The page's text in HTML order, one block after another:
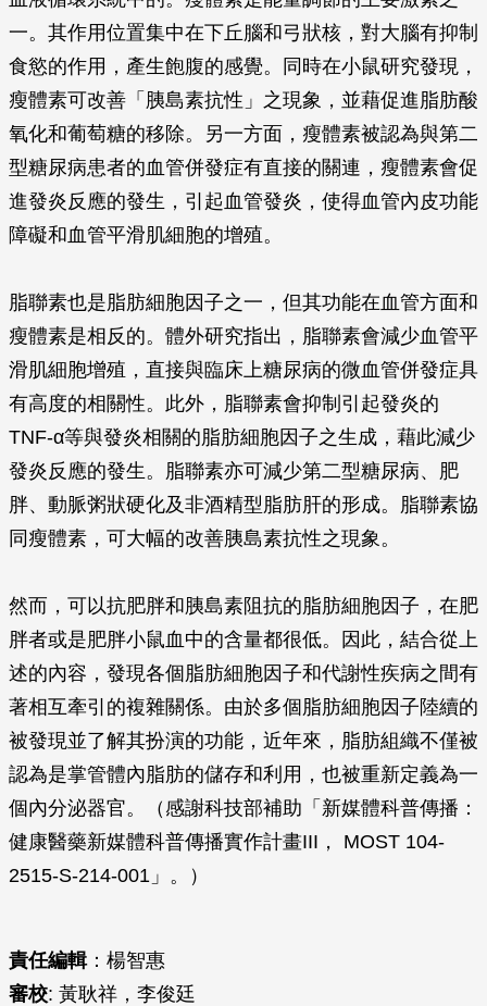
一。其作用位置集中在下丘腦和弓狀核，對大腦有抑制
食慾的作用，產生飽腹的感覺。同時在小鼠研究發現，
瘦體素可改善「胰島素抗性」之現象，並藉促進脂肪酸
氧化和葡萄糖的移除。另一方面，瘦體素被認為與第二
型糖尿病患者的血管併發症有直接的關連，瘦體素會促
進發炎反應的發生，引起血管發炎，使得血管內皮功能
障礙和血管平滑肌細胞的增殖。
脂聯素也是脂肪細胞因子之一，但其功能在血管方面和
瘦體素是相反的。體外研究指出，脂聯素會減少血管平
滑肌細胞增殖，直接與臨床上糖尿病的微血管併發症具
有高度的相關性。此外，脂聯素會抑制引起發炎的
TNF-α等與發炎相關的脂肪細胞因子之生成，藉此減少
發炎反應的發生。脂聯素亦可減少第二型糖尿病、肥
胖、動脈粥狀硬化及非酒精型脂肪肝的形成。脂聯素協
同瘦體素，可大幅的改善胰島素抗性之現象。
然而，可以抗肥胖和胰島素阻抗的脂肪細胞因子，在肥
胖者或是肥胖小鼠血中的含量都很低。因此，結合從上
述的內容，發現各個脂肪細胞因子和代謝性疾病之間有
著相互牽引的複雜關係。由於多個脂肪細胞因子陸續的
被發現並了解其扮演的功能，近年來，脂肪組織不僅被
認為是掌管體內脂肪的儲存和利用，也被重新定義為一
個內分泌器官。（感謝科技部補助「新媒體科普傳播：
健康醫藥新媒體科普傳播實作計畫III， MOST 104-
2515-S-214-001」。）
責任編輯：楊智惠
審校: 黃耿祥，李俊廷